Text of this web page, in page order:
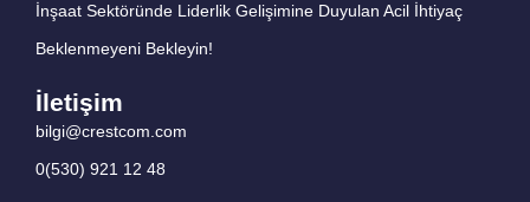
İnşaat Sektöründe Liderlik Gelişimine Duyulan Acil İhtiyaç
Beklenmeyeni Bekleyin!
İletişim
bilgi@crestcom.com
0(530) 921 12 48